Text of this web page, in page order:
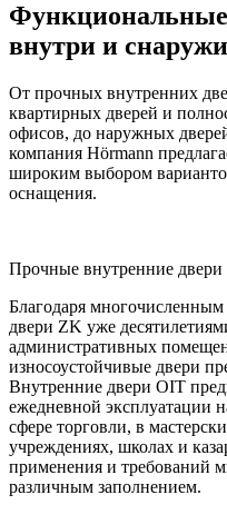
Функциональные
внутри и снаружи
От прочных внутренних
квартирных дверей и
офисов, до наружных
компания Hörmann
широким выбором
оснащения.
Прочные внутренние двери
Благодаря
двери ZK уже
административных
износоустойчивые двери
Внутренние двери OIT
ежедневной эксплуатации
сфере торговли, в
учреждениях, школах и
применения и требований
различным заполнением.